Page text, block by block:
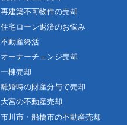
再建築不可物件の売却
住宅ローン返済のお悩み
不動産終活
オーナーチェンジ売却
一棟売却
離婚時の財産分与で売却
大宮の不動産売却
市川市・船橋市の不動産売却